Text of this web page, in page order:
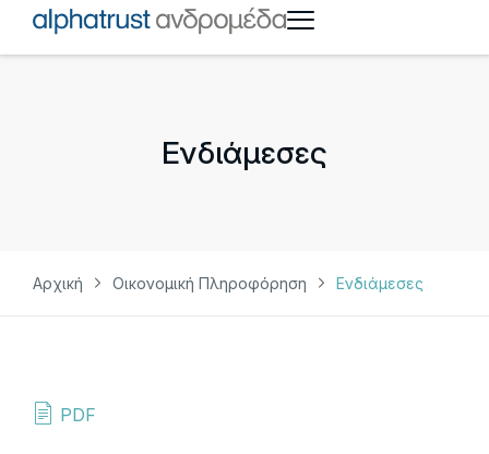
Ενδιάμεσες
Αρχική Οικονομική Πληροφόρηση Ενδιάμεσες
PDF